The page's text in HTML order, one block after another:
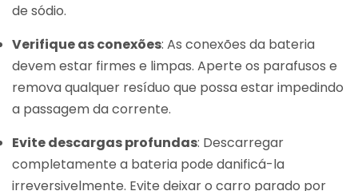
de sódio.
Verifique as conexões: As conexões da bateria
devem estar firmes e limpas. Aperte os parafusos e
remova qualquer resíduo que possa estar impedindo
a passagem da corrente.
Evite descargas profundas: Descarregar
completamente a bateria pode danificá-la
irreversivelmente. Evite deixar o carro parado por